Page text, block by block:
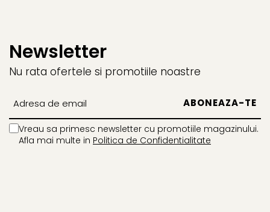
Newsletter
Nu rata ofertele si promotiile noastre
Vreau sa primesc newsletter cu promotiile magazinului.
Afla mai multe in Politica de Confidentialitate